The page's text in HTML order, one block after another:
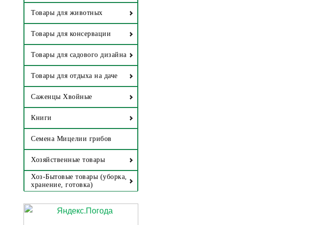
Товары для животных
Товары для консервации
Товары для садового дизайна
Товары для отдыха на даче
Саженцы Хвойные
Книги
Семена Мицелии грибов
Хозяйственные товары
Хоз-Бытовые товары (уборка,
хранение, готовка)